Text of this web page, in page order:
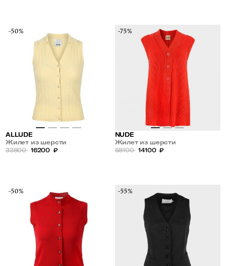
-50%
ALLUDE
Жилет из шерсти
33800 16200 ₽
-75%
NUDE
Жилет из шерсти
58100 14100 ₽
-50% -55%